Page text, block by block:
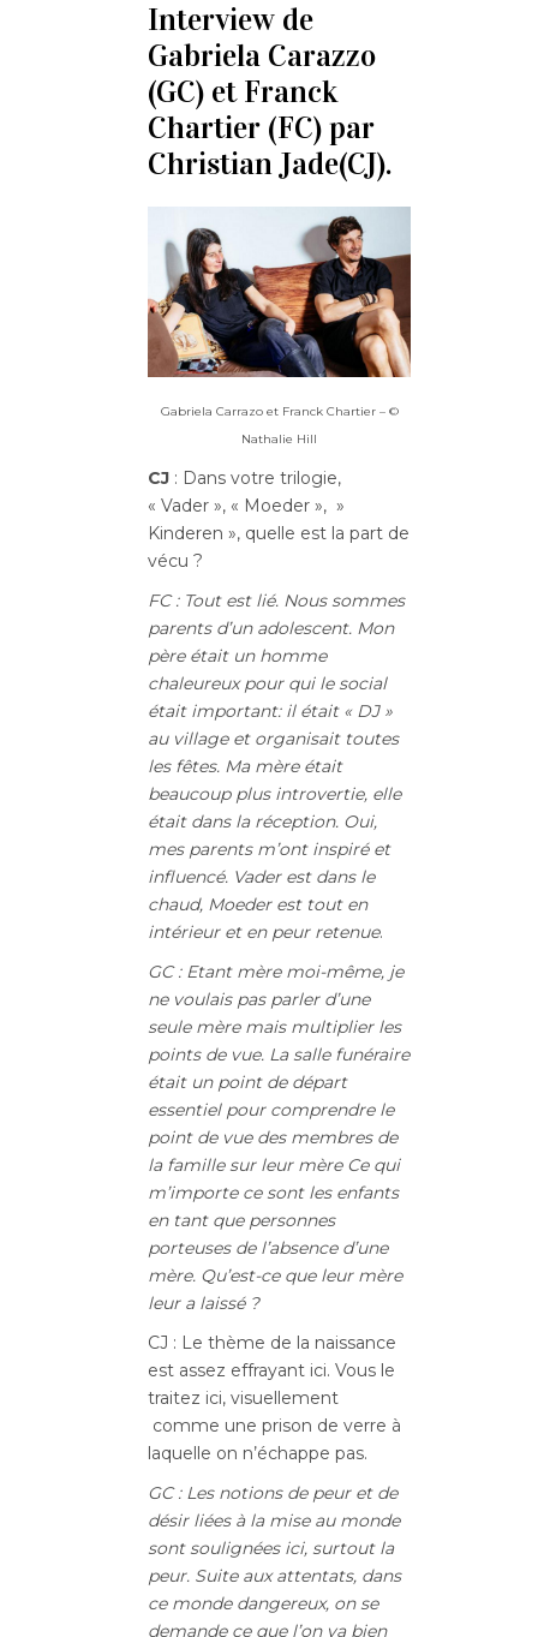
Interview de
Gabriela Carazzo
(GC) et Franck
Chartier (FC) par
Christian Jade(CJ).
Gabriela Carrazo et Franck Chartier – ©
Nathalie Hill
CJ : Dans votre trilogie,
« Vader », « Moeder », »
Kinderen », quelle est la part de
vécu ?
FC : Tout est lié. Nous sommes
parents d’un adolescent. Mon
père était un homme
chaleureux pour qui le social
était important: il était « DJ »
au village et organisait toutes
les fêtes. Ma mère était
beaucoup plus introvertie, elle
était dans la réception. Oui,
mes parents m’ont inspiré et
influencé. Vader est dans le
chaud, Moeder est tout en
intérieur et en peur retenue.
GC : Etant mère moi-même, je
ne voulais pas parler d’une
seule mère mais multiplier les
points de vue. La salle funéraire
était un point de départ
essentiel pour comprendre le
point de vue des membres de
la famille sur leur mère Ce qui
m’importe ce sont les enfants
en tant que personnes
porteuses de l’absence d’une
mère. Qu’est-ce que leur mère
leur a laissé ?
CJ : Le thème de la naissance
est assez effrayant ici. Vous le
traitez ici, visuellement
comme une prison de verre à
laquelle on n’échappe pas.
GC : Les notions de peur et de
désir liées à la mise au monde
sont soulignées ici, surtout la
peur. Suite aux attentats, dans
ce monde dangereux, on se
demande ce que l’on va bien